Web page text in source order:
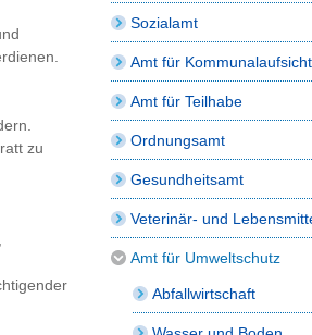
zu
Sozialamt
Amt für
Amt für Teilhabe
Ordnungsamt
Gesundheitsamt
Veterinär- und
Amt für Umweltschutz
Abfallwirtschaft